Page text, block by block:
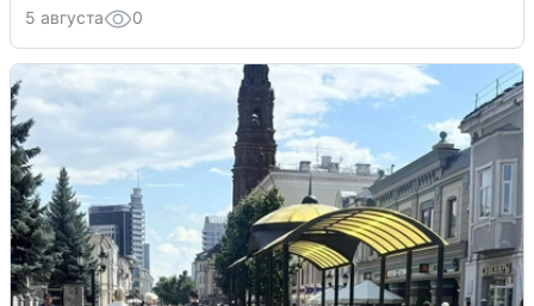
5 августа 0